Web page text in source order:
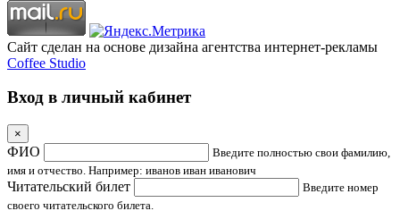
Сайт сделан на основе дизайна агентства интернет-рекламы
Coffee Studio
Вход в личный кабинет
×
ФИО
Введите полностью свои фамилию,
имя и отчество. Например: иванов иван иванович
Читательский билет
Введите номер
своего читательского билета.